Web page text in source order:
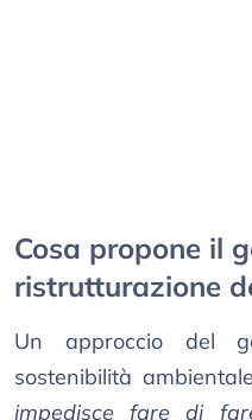
Cosa propone il
ristrutturazione
Un approccio del
sostenibilità
impedisce fare di